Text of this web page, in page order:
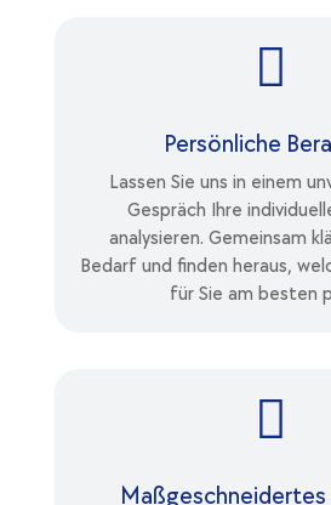

Persönliche
Lassen Sie uns in einem
Gespräch Ihre
analysieren. Gemeinsam
Bedarf und finden heraus,
für Sie am besten
